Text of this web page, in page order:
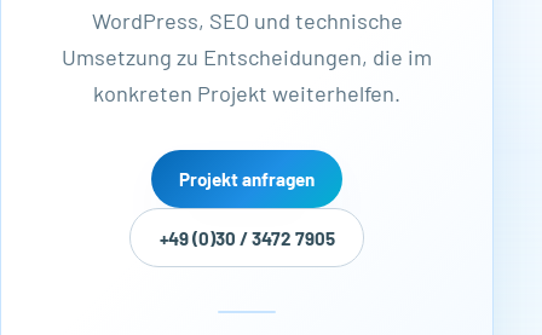
WordPress, SEO und technische
Umsetzung zu Entscheidungen, die im
konkreten Projekt weiterhelfen.
Projekt anfragen
+49 (0)30 / 3472 7905